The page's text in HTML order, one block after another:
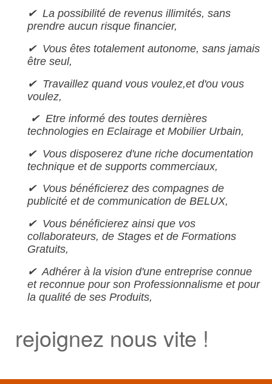
✔ La possibilité de revenus illimités, sans
prendre aucun risque financier,
✔ Vous êtes totalement autonome, sans jamais
être seul,
✔ Travaillez quand vous voulez,et d'ou vous
voulez,
✔ Etre informé des toutes dernières
technologies en Eclairage et Mobilier Urbain,
✔ Vous disposerez d'une riche documentation
technique et de supports commerciaux,
✔ Vous bénéficierez des compagnes de
publicité et de communication de BELUX,
✔ Vous bénéficierez ainsi que vos
collaborateurs, de Stages et de Formations
Gratuits,
✔ Adhérer à la vision d'une entreprise connue
et reconnue pour son Professionnalisme et pour
la qualité de ses Produits,
rejoignez nous vite !